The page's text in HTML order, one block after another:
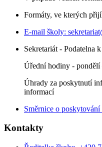
Formáty, ve kterých
E-mail školy:
Sekretariát - Podatelna
Úřední hodiny - pondělí
Úhrady za poskytnutí
informací
Směrnice o
Kontakty